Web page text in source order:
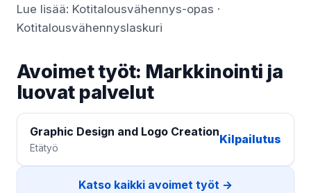
Lue lisää: Kotitalousvähennys-opas ·
Kotitalousvähennyslaskuri
Avoimet työt: Markkinointi ja
luovat palvelut
Graphic Design and Logo Creation
Etätyö
Kilpailutus
Katso kaikki avoimet työt →